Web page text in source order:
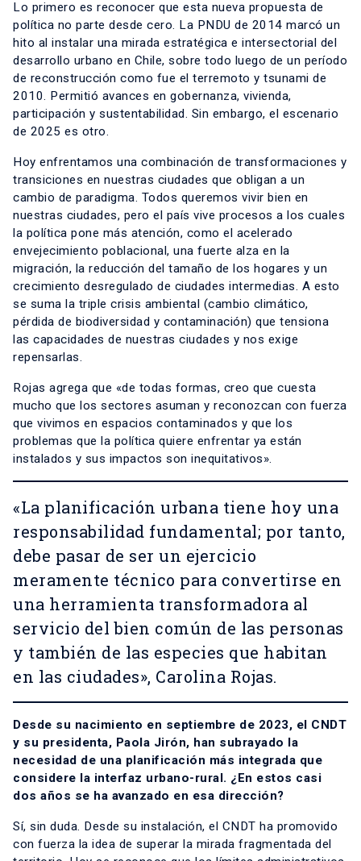
Lo primero es reconocer que esta nueva propuesta de
política no parte desde cero. La PNDU de 2014 marcó un
hito al instalar una mirada estratégica e intersectorial del
desarrollo urbano en Chile, sobre todo luego de un período
de reconstrucción como fue el terremoto y tsunami de
2010. Permitió avances en gobernanza, vivienda,
participación y sustentabilidad. Sin embargo, el escenario
de 2025 es otro.
Hoy enfrentamos una combinación de transformaciones y
transiciones en nuestras ciudades que obligan a un
cambio de paradigma. Todos queremos vivir bien en
nuestras ciudades, pero el país vive procesos a los cuales
la política pone más atención, como el acelerado
envejecimiento poblacional, una fuerte alza en la
migración, la reducción del tamaño de los hogares y un
crecimiento desregulado de ciudades intermedias. A esto
se suma la triple crisis ambiental (cambio climático,
pérdida de biodiversidad y contaminación) que tensiona
las capacidades de nuestras ciudades y nos exige
repensarlas.
Rojas agrega que «de todas formas, creo que cuesta
mucho que los sectores asuman y reconozcan con fuerza
que vivimos en espacios contaminados y que los
problemas que la política quiere enfrentar ya están
instalados y sus impactos son inequitativos».
«La planificación urbana tiene hoy una
responsabilidad fundamental; por tanto,
debe pasar de ser un ejercicio
meramente técnico para convertirse en
una herramienta transformadora al
servicio del bien común de las personas
y también de las especies que habitan
en las ciudades», Carolina Rojas.
Desde su nacimiento en septiembre de 2023, el CNDT
y su presidenta, Paola Jirón, han subrayado la
necesidad de una planificación más integrada que
considere la interfaz urbano-rural. ¿En estos casi
dos años se ha avanzado en esa dirección?
Sí, sin duda. Desde su instalación, el CNDT ha promovido
con fuerza la idea de superar la mirada fragmentada del